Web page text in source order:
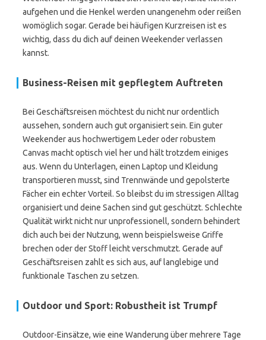
aufgehen und die Henkel werden unangenehm oder reißen
womöglich sogar. Gerade bei häufigen Kurzreisen ist es
wichtig, dass du dich auf deinen Weekender verlassen
kannst.
Business-Reisen mit gepflegtem Auftreten
Bei Geschäftsreisen möchtest du nicht nur ordentlich
aussehen, sondern auch gut organisiert sein. Ein guter
Weekender aus hochwertigem Leder oder robustem
Canvas macht optisch viel her und hält trotzdem einiges
aus. Wenn du Unterlagen, einen Laptop und Kleidung
transportieren musst, sind Trennwände und gepolsterte
Fächer ein echter Vorteil. So bleibst du im stressigen Alltag
organisiert und deine Sachen sind gut geschützt. Schlechte
Qualität wirkt nicht nur unprofessionell, sondern behindert
dich auch bei der Nutzung, wenn beispielsweise Griffe
brechen oder der Stoff leicht verschmutzt. Gerade auf
Geschäftsreisen zahlt es sich aus, auf langlebige und
funktionale Taschen zu setzen.
Outdoor und Sport: Robustheit ist Trumpf
Outdoor-Einsätze, wie eine Wanderung über mehrere Tage